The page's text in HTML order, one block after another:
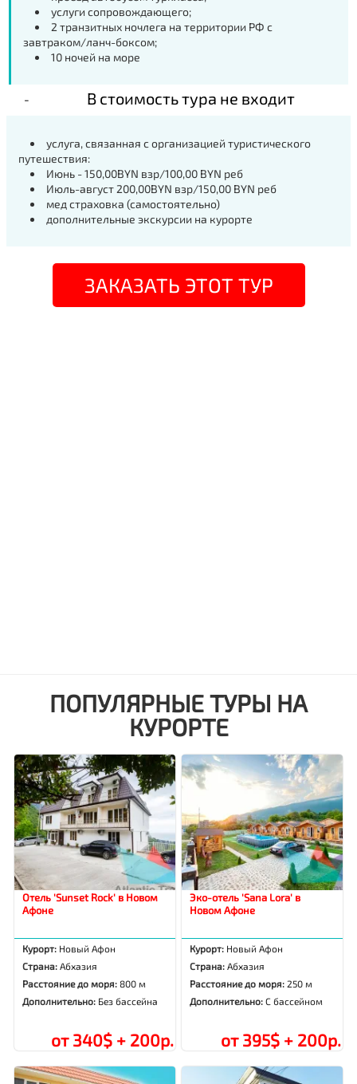
услуги сопровождающего;
2 транзитных ночлега на территории РФ с
завтраком/ланч-боксом;
10 ночей на море
В стоимость тура не входит
услуга, связанная с организацией туристического
путешествия:
Июнь - 150,00BYN взр/100,00 BYN реб
Июль-август 200,00BYN взр/150,00 BYN реб
мед страховка (самостоятельно)
дополнительные экскурсии на курорте
ЗАКАЗАТЬ ЭТОТ ТУР
ПОПУЛЯРНЫЕ ТУРЫ НА
КУРОРТЕ
Отель 'Sunset Rock' в Новом
Афоне
Курорт: Новый Афон
Страна:Абхазия
Расстояние до моря:800 м
Дополнительно: Без бассейна
от 340$ + 200р.
Эко-отель 'Sana Lora' в
Новом Афоне
Курорт: Новый Афон
Страна:Абхазия
Расстояние до моря:250 м
Дополнительно:С бассейном
от 395$ + 200р.